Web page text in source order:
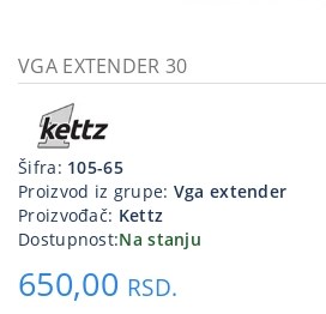
priključci
Kućna
tehnika
Poslovna
oprema,računari
Strujni
program
VGA EXTENDER 30
Šifra: 105-65
Proizvod iz grupe: Vga extender
Proizvođač: Kettz
Dostupnost:Na stanju
650,00 RSD.